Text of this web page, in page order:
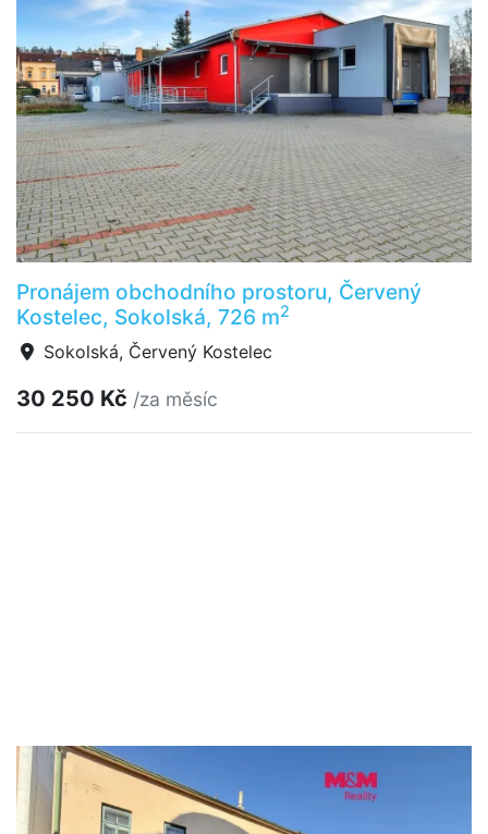
Pronájem obchodního prostoru, Červený
Kostelec, Sokolská, 726 m2
Sokolská, Červený Kostelec
30 250 Kč /za měsíc